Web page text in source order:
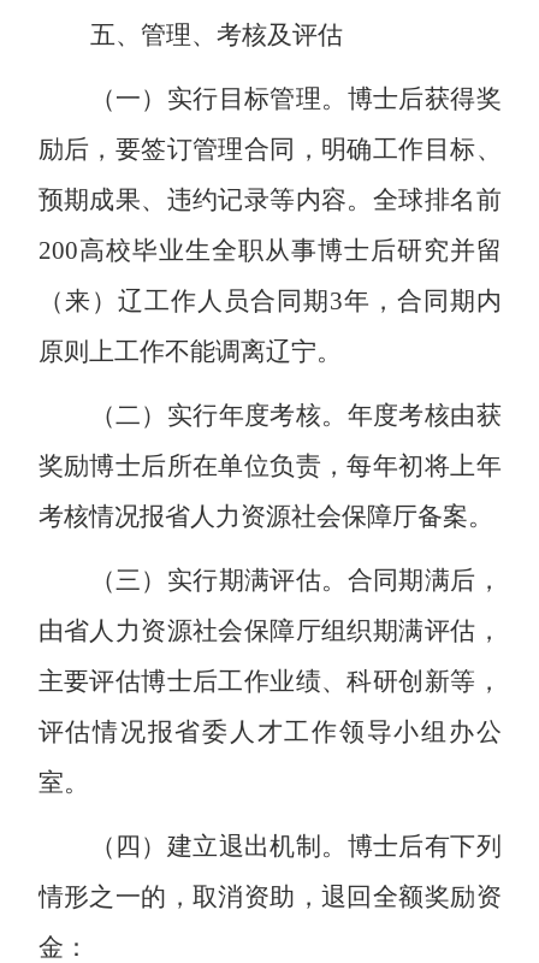
五、管理、考核及评估
（一）实行目标管理。 博士后获得奖
励后，要签订管理合同，明确工作目标、
预期成果、违约记录等内容。全球排名前
200高校毕业生全职从事博士后研究并留
（来）辽工作人员合同期3年，合同期内
原则上工作不能调离辽宁。
（二）实行年度考核。 年度考核由获
奖励博士后所在单位负责，每年初将上年
考核情况报省人力资源社会保障厅备案。
（三）实行期满评估。 合同期满后，
由省人力资源社会保障厅组织期满评估，
主要评估博士后工作业绩、科研创新等，
评估情况报省委人才工作领导小组 办公
室。
（四）建立退出机制。 博士后有下列
情形之一的，取消资助，退回全额奖励资
金：